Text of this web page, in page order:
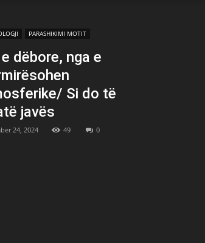
PARASHIKIMI MOTIT
dëbore, nga e
Si do të
javës
24, 2024 49 0